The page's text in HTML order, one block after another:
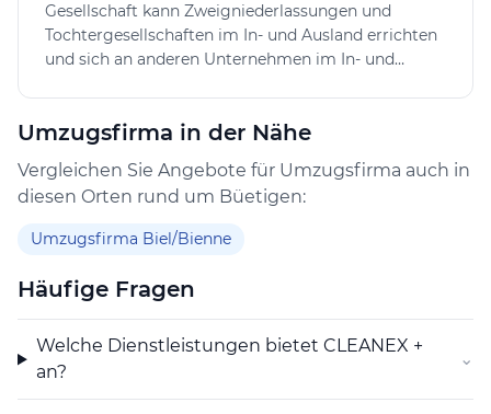
Gesellschaft kann Zweigniederlassungen und
Tochtergesellschaften im In- und Ausland errichten
und sich an anderen Unternehmen im In- und
Zusammenhang stehen. Die Gesellschaft kann im
veräussern und verwalten. Sie kann auch
Finanzierungen für eigene oder fremde Rechnung
vornehmen sowie Garantien und Bürgschaften für
Tochtergesellschaften und Dritte eingehen.
Umzugsfirma in der Nähe
Vergleichen Sie Angebote für Umzugsfirma auch in
diesen Orten rund um Büetigen:
Umzugsfirma Biel/Bienne
Häufige Fragen
Welche Dienstleistungen bietet CLEANEX +
an?
⌄